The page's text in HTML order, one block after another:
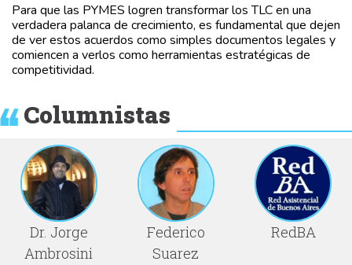
Para que las PYMES logren transformar los TLC en una
verdadera palanca de crecimiento, es fundamental que dejen
de ver estos acuerdos como simples documentos legales y
comiencen a verlos como herramientas estratégicas de
competitividad.
Columnistas
Dr. Jorge
Ambrosini
Federico
Suarez
RedBA